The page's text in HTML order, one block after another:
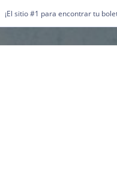
¡El sitio #1 para encontrar tu